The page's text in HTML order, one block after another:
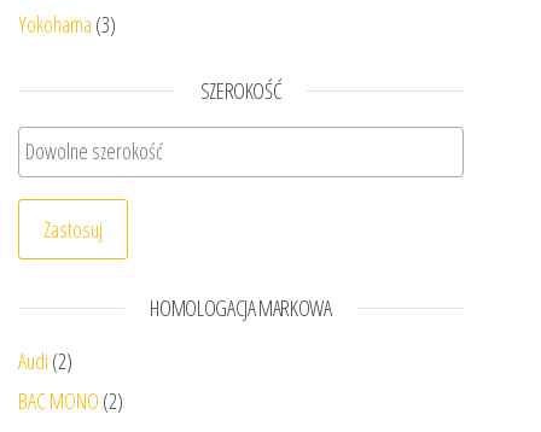
Yokohama (3)
SZEROKOŚĆ
Zastosuj
HOMOLOGACJA MARKOWA
Audi (2)
BAC MONO (2)